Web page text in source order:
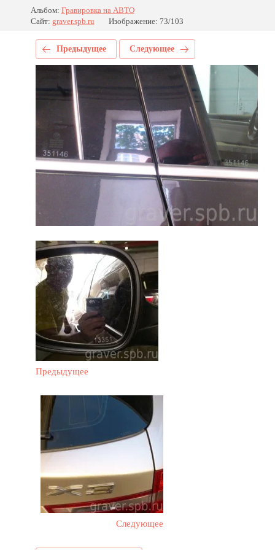
Альбом: Гравировка на АВТО
Сайт: graver.spb.ru Изображение: 73/103
Предыдущее Следующее
Предыдущее
Следующее